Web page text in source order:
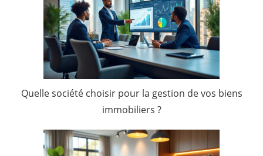
Quelle société choisir pour la gestion de vos biens
immobiliers ?